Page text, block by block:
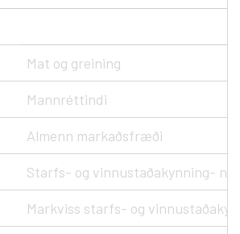
Mat og greining
Mannréttindi
Almenn markaðsfræði
Starfs- og vinnustaðakynning-
Markviss starfs- og